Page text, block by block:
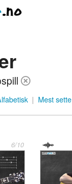
| Mest sette
6/10